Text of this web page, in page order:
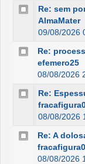
Re: sem
AlmaMater
09/08/2026
Re:
efemero25
08/08/2026
Re:
08/08/2026
Re: A
08/08/2026